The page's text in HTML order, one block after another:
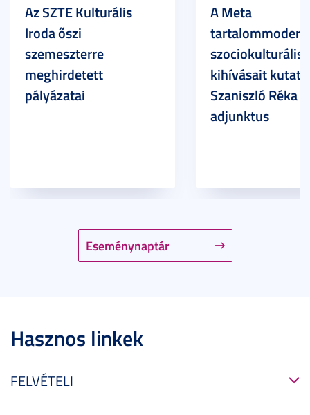
Eseménynaptár
Az SZTE Kulturális
Iroda őszi
szemeszterre
meghirdetett
pályázatai
A Meta
szociokulturális
kihívásait
Szaniszló Réka
adjunktus
Hasznos linkek
FELVÉTELI